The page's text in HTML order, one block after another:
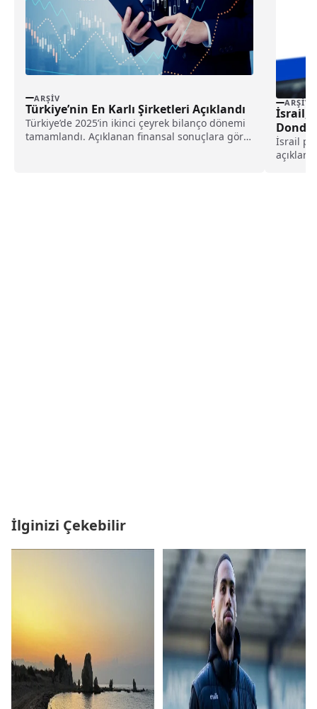
ARŞIV
Türkiye’nin En Karlı Şirketleri Açıklandı
Türkiye’de 2025’in ikinci çeyrek bilanço dönemi
tamamlandı. Açıklanan finansal sonuçlara göre
ARŞIV
İsrail,
İsrail
İlginizi Çekebilir